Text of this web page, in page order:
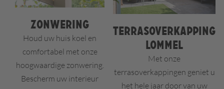
Zonwering
Houd uw huis koel en
comfortabel met onze
hoogwaardige zonwering.
Bescherm uw interieur
Terrasoverkapping
Lommel
Met onze
terrasoverkappingen geniet u
het hele jaar door van uw